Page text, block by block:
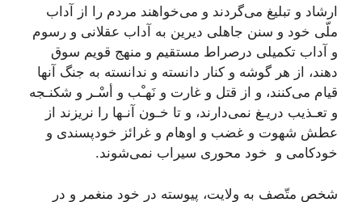
ارشاد و تبلیغ می‌گردند و می‌خواهند مردم را از آداب
ملّی خود و سنن جاهلی دیرین به آداب عقلانی و رسوم
و آداب تکمیلی درصراط مستقیم و منهج قویم سوق
دهند، از هر گوشه و کنار دانسته و ندانسته به جنگ آنها
قیام می‌کنند، و از قتل و غارت و نَهـْب و أسْـر و شکنـجه
و تعـذیب دریـغ نمی‌دارند، و تا خـون آنـها را نریزند از
عطش شهوت و غضب و اوهام و غرائز خودپسندی و
خودکامی‌ و خود محوری سیراب نمی‌شوند.
شخص متّصف به ولایت، پیوسته در خود منغمر و در